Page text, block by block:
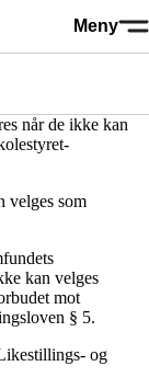
Meny
når de ikke kan
velges som
kan velges
mot
§ 5.
og